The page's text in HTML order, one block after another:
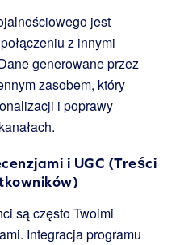
jest
z innymi
generowane przez
zasobem, który
i poprawy
i UGC (Treści
są często Twoimi
Integracja programu